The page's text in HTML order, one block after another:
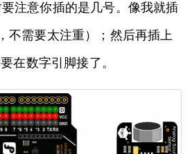
注意你插的是几号。像我就插
不需要太注重）；然后再插上
在数字引脚接了。